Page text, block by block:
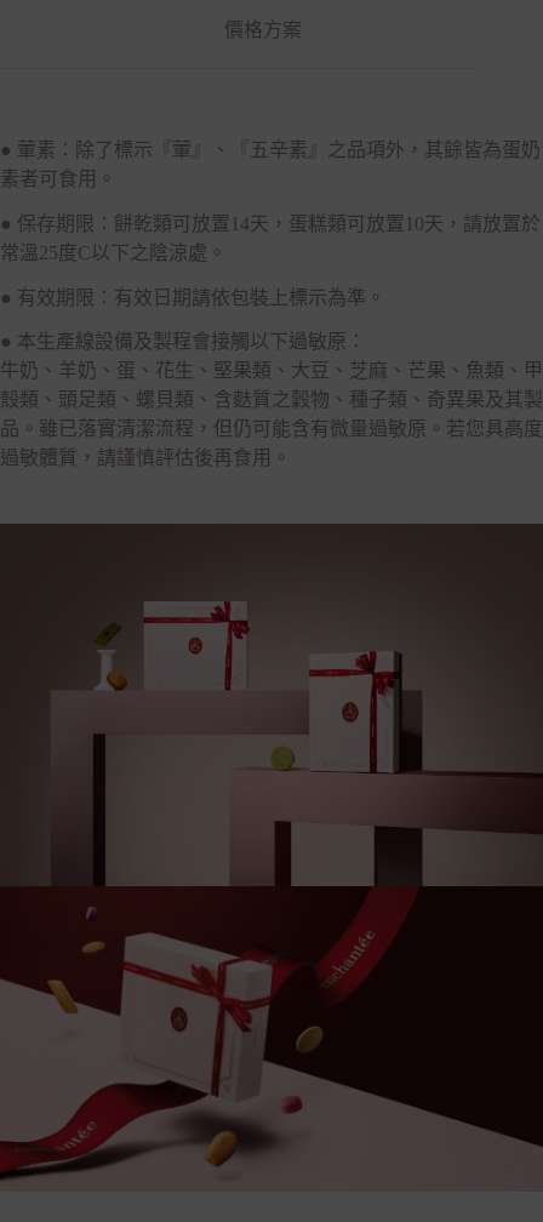
價格方案
● 葷素：除了標示『葷』、『五辛素』之品項外，其餘皆為蛋奶
素者可食用。
● 保存期限：餅乾類可放置14天，蛋糕類可放置10天，請放置於
常溫25度C以下之陰涼處。
● 有效期限：有效日期請依包裝上標示為準。
● 本生產線設備及製程會接觸以下過敏原：
牛奶、羊奶、蛋、花生、堅果類、大豆、芝麻、芒果、魚類、甲
殼類、頭足類、螺貝類、含麩質之穀物、種子類、奇異果及其製
品。雖已落實清潔流程，但仍可能含有微量過敏原。若您具高度
過敏體質，請謹慎評估後再食用。